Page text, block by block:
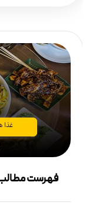
فهرست مطالب